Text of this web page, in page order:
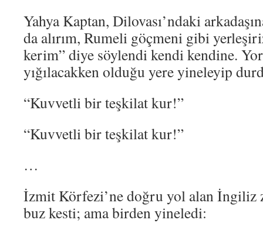
Yahya Kaptan, Dilovası’ndaki
da alırım, Rumeli göçmeni gibi
kerim” diye söylendi kendi kendine.
yığılacakken olduğu yere yineleyip
“Kuvvetli bir teşkilat kur!”
“Kuvvetli bir teşkilat kur!”
…
İzmit Körfezi’ne doğru yol alan İngiliz
buz kesti; ama birden yineledi: